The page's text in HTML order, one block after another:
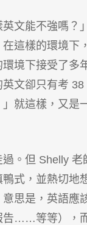
文能不強嗎？
這樣的環境下
境下接受了多
文卻只有考 38
就這樣，又是
。但 Shelly
式，並熱切地
思是，英語應
告……等等），